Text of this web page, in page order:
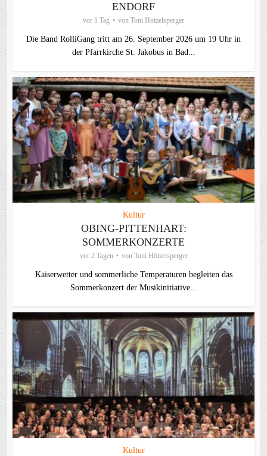
ENDORF
vor 1 Tag von Toni Hötzelsperger
Die Band RolliGang tritt am 26. September 2026 um 19 Uhr in
der Pfarrkirche St. Jakobus in Bad...
Kultur
OBING-PITTENHART:
SOMMERKONZERTE
vor 2 Tagen von Toni Hötzelsperger
Kaiserwetter und sommerliche Temperaturen begleiten das
Sommerkonzert der Musikinitiative...
Kultur